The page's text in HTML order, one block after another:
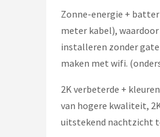
Zonne-energie +
meter kabel),
installeren zonder
maken met wifi.
2K verbeterde +
van hogere kwaliteit,
uitstekend nachtzicht